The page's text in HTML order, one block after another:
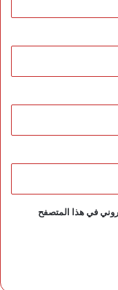
في هذا المتصفح